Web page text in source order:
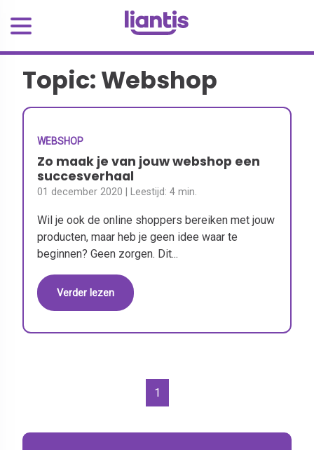
Topic: Webshop
WEBSHOP
Zo maak je van jouw webshop een
succesverhaal
01 december 2020 | Leestijd:4 min.
Wil je ook de online shoppers bereiken met jouw
producten, maar heb je geen idee waar te
beginnen? Geen zorgen. Dit...
Verder lezen
1